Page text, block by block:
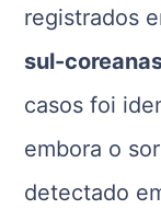
registrados
sul-
casos foi
embora o
detectado